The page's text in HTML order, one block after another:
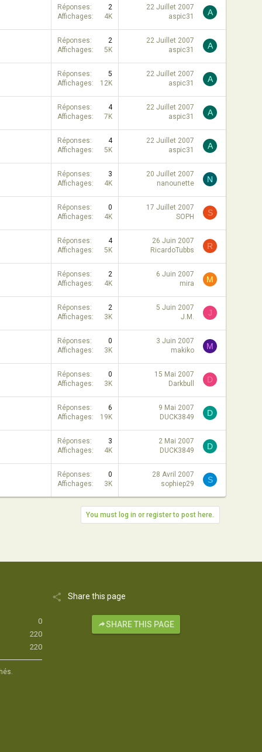
Réponses
2
Affichages
4K
22 Juillet 2007
aspic31
A
Réponses
2
Affichages
5K
22 Juillet 2007
aspic31
A
Réponses
5
Affichages
12K
22 Juillet 2007
aspic31
A
Réponses
4
Affichages
7K
22 Juillet 2007
aspic31
A
Réponses
4
Affichages
5K
22 Juillet 2007
aspic31
A
Réponses
3
Affichages
4K
20 Juillet 2007
nanounette
N
Réponses
0
Affichages
4K
17 Juillet 2007
SOPH
S
Réponses
4
Affichages
5K
26 Juin 2007
RicardoTubbs
R
Réponses
2
Affichages
4K
6 Juin 2007
mira
M
Réponses
2
Affichages
3K
5 Juin 2007
J.M.
J
Réponses
0
Affichages
3K
3 Juin 2007
makiko
M
Réponses
0
Affichages
3K
15 Mai 2007
Darkbull
D
Réponses
6
Affichages
19K
9 Mai 2007
DUCK3849
D
Réponses
3
Affichages
4K
2 Mai 2007
DUCK3849
D
Réponses
0
Affichages
3K
28 Avril 2007
sophiep29
S
You must log in or register to post here.
0
220
220
Share this page
SHARE THIS PAGE